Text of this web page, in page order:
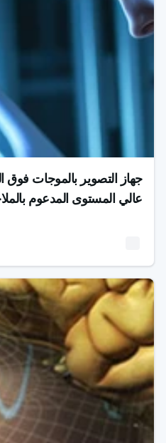
جهاز التصوير بالموجات فوق
عالي المستوى المدعوم